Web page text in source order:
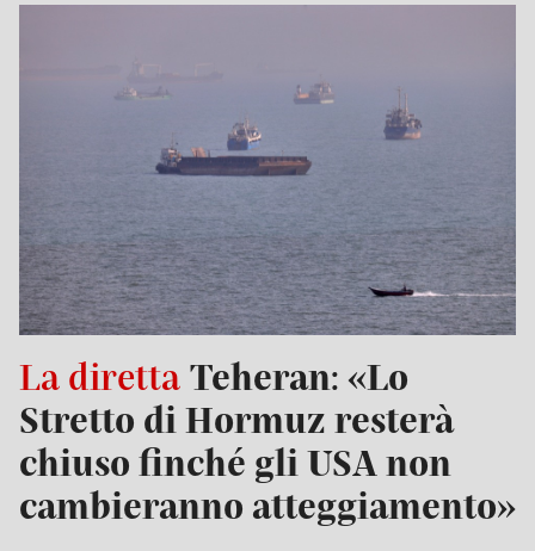
La diretta Teheran: «Lo
Stretto di Hormuz resterà
chiuso finché gli USA non
cambieranno atteggiamento»